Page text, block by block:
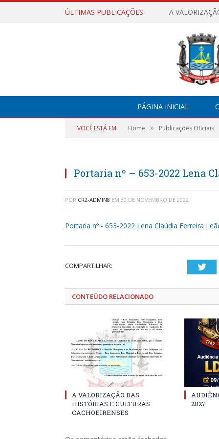
ÚLTIMAS PUBLICAÇÕES: A
PÁGINA INICIAL
VOCÊ ESTÁ EM: Home » Publicações Oficiais
Portaria nº – 653-2022 Lena
POR CR2-ADMIN8 EM 30 DE NOVEMBRO DE 2022
Portaria nº - 653-2022 Lena Claúdia Ferreira
COMPARTILHAR:
CONTEÚDO RELACIONADO
A VALORIZAÇÃO DAS
HISTÓRIAS E CULTURAS
CACHOEIRENSES
2027